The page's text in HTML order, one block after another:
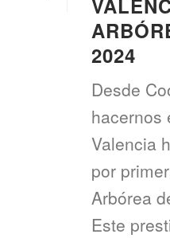
2024
Desde
hacernos
Valencia
por
Arbórea
Este